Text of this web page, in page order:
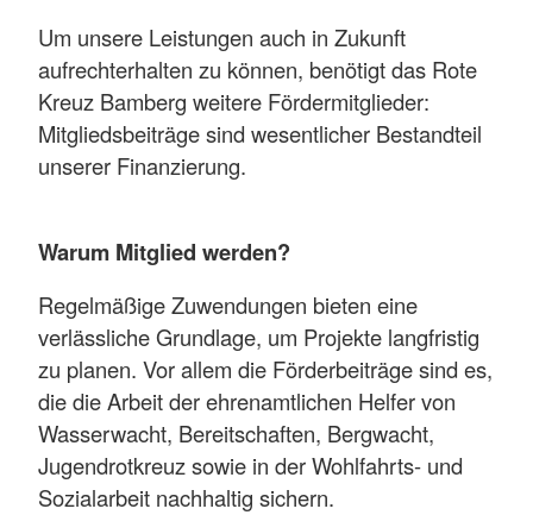
Um unsere Leistungen auch in Zukunft
aufrechterhalten zu können, benötigt das Rote
Kreuz Bamberg weitere Fördermitglieder:
Mitgliedsbeiträge sind wesentlicher Bestandteil
unserer Finanzierung.
Warum Mitglied werden?
Regelmäßige Zuwendungen bieten eine
verlässliche Grundlage, um Projekte langfristig
zu planen. Vor allem die Förderbeiträge sind es,
die die Arbeit der ehrenamtlichen Helfer von
Wasserwacht, Bereitschaften, Bergwacht,
Jugendrotkreuz sowie in der Wohlfahrts- und
Sozialarbeit nachhaltig sichern.